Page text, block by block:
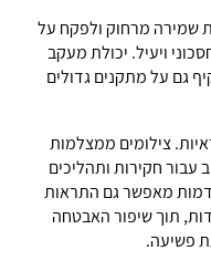
שמירה מרחוק ולפקח על
ויעיל. יכולת מעקב
גם על מתקנים גדולים
צילומים ממצלמות
חקירות ותהליכים
מאפשר גם התראות
תוך שיפור האבטחה
פשיעה.